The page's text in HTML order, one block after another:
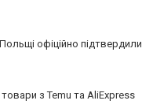
офіційно підтвердили
з Temu та AliExpress